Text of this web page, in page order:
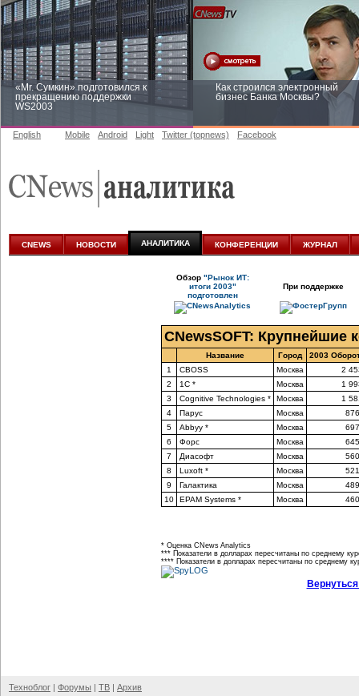
«Mr. Сумкин» подготовился к
прекращению поддержки
WS2003
Как строился электронный
бизнес Банка Москвы?
аналитике
English Mobile Android Light Twitter (topnews) Facebook
CNEWS НОВОСТИ АНАЛИТИКА КОНФЕРЕНЦИИ ЖУРНАЛ
Обзор "Рынок ИТ:
итоги 2003"
подготовлен
При поддержке
CNewsSOFT: Крупнейшие
Название Город
2003
1
CBOSS Москва
2
2
1С * Москва
1
3
Cognitive Technologies * Москва
1
4
Парус Москва
5
Abbyy * Москва
6
Форс Москва
7
Диасофт Москва
8
Luxoft * Москва
9
Галактика Москва
10
EPAM Systems * Москва
* Оценка CNews Analytics
*** Показатели в долларах пересчитаны по среднему
**** Показатели в долларах пересчитаны по среднему
Техноблог | Форумы | ТВ | Архив